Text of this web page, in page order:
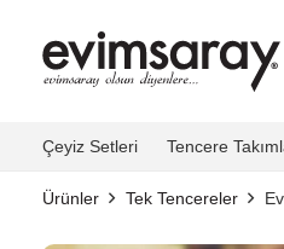
Çeyiz Setleri Tencere
Ürünler Tek Tencereler